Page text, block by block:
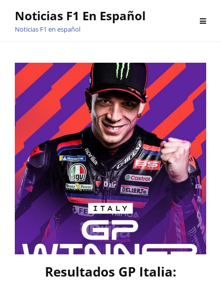
Noticias F1 En Español
Noticias F1 en español
Resultados GP Italia: